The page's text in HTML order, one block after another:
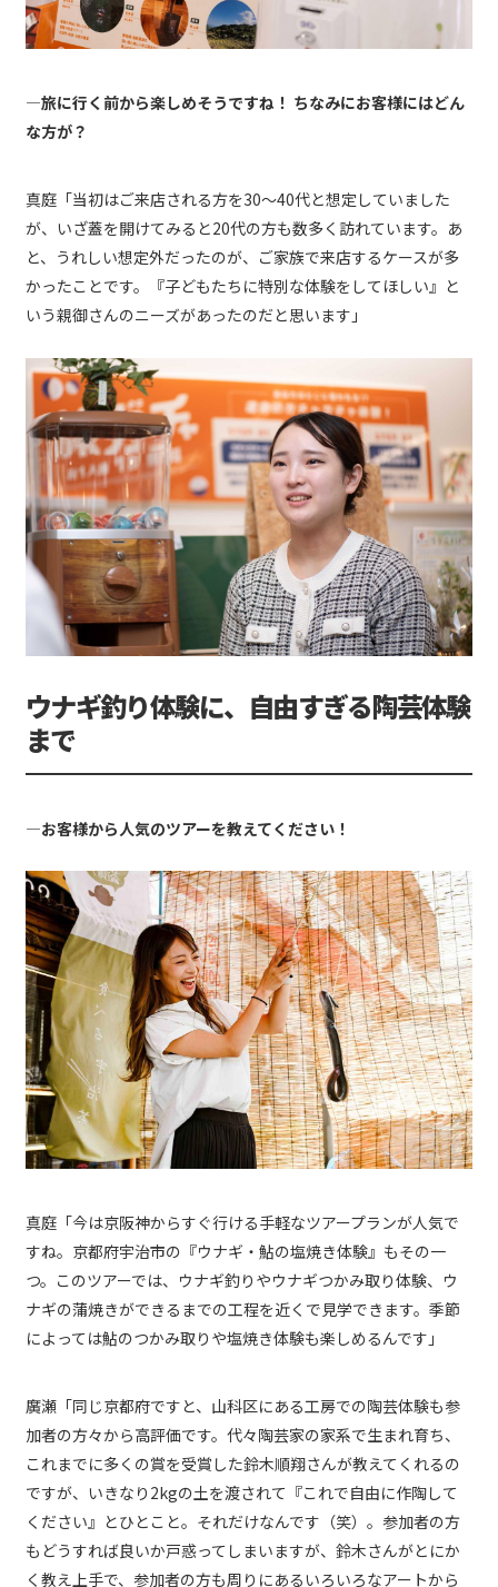
―旅に行く前から楽しめそうですね！ ちなみにお客様にはどん
な方が？
真庭「当初はご来店される方を30～40代と想定していました
が、いざ蓋を開けてみると20代の方も数多く訪れています。あ
と、うれしい想定外だったのが、ご家族で来店するケースが多
かったことです。『子どもたちに特別な体験をしてほしい』と
いう親御さんのニーズがあったのだと思います」
ウナギ釣り体験に、自由すぎる陶芸体験
まで
―お客様から人気のツアーを教えてください！
真庭「今は京阪神からすぐ行ける手軽なツアープランが人気で
すね。京都府宇治市の『ウナギ・鮎の塩焼き体験』もその一
つ。このツアーでは、ウナギ釣りやウナギつかみ取り体験、ウ
ナギの蒲焼きができるまでの工程を近くで見学できます。季節
によっては鮎のつかみ取りや塩焼き体験も楽しめるんです」
廣瀬「同じ京都府ですと、山科区にある工房での陶芸体験も参
加者の方々から高評価です。代々陶芸家の家系で生まれ育ち、
これまでに多くの賞を受賞した鈴木順翔さんが教えてくれるの
ですが、いきなり2kgの土を渡されて『これで自由に作陶して
ください』とひとこと。それだけなんです（笑）。参加者の方
もどうすれば良いか戸惑ってしまいますが、鈴木さんがとにか
く教え上手で、参加者の方も周りにあるいろいろなアートから